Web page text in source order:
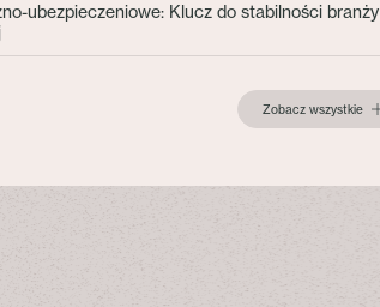
ubezpieczeniowe: Klucz do stabilności branży
Zobacz wszystkie